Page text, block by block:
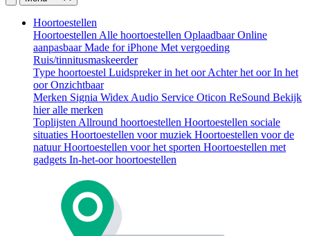
Hoortoestellen
Hoortoestellen Alle hoortoestellen OplaadbaarOnline
aanpasbaarMade for iPhone Met vergoeding
Ruis/tinnitusmaskeerder
Type hoortoestel Luidspreker in het oorAchter het oorIn het
oorOnzichtbaar
Merken Signia Widex Audio Service Oticon ReSound Bekijk
hier alle merken
Toplijsten Allround hoortoestellen Hoortoestellen sociale
situaties Hoortoestellen voor muziek Hoortoestellen voor de
natuurHoortoestellen voor het sporten Hoortoestellen met
gadgets In-het-oor hoortoestellen